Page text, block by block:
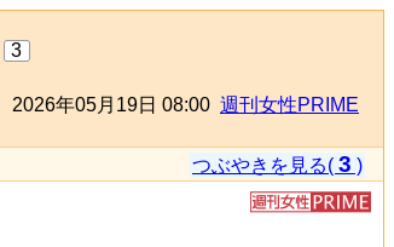
3
2026年05月19日 08:00 週刊女性PRIME
つぶやきを見る( 3 )